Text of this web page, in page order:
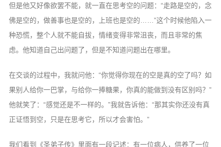
但是他又好像欲罢不能，就一直在思考空的问题：“走路是空的，念
佛是空的，做善事也是空的，上班也是空的……”这个时候他陷入一
种恐慌，整个人就不能自拔，情绪变得非常沮丧，而且非常的焦
虑。他知道自己出问题了，但是不知道问题出在哪里。
在交谈的过程中，我就问他：“你觉得你现在的空是真的空了吗？如
果别人给你一巴掌，与给你一捧糖果，你真的能做到没有区别吗？”
他就笑了：“感觉还是不一样的。”我就告诉他：“那其实你还没有真
正证悟到空，只是在思考它，所以才会害怕。”
我们看到《圣弟子传》里面有一段记述：有一位病人，供养了一位